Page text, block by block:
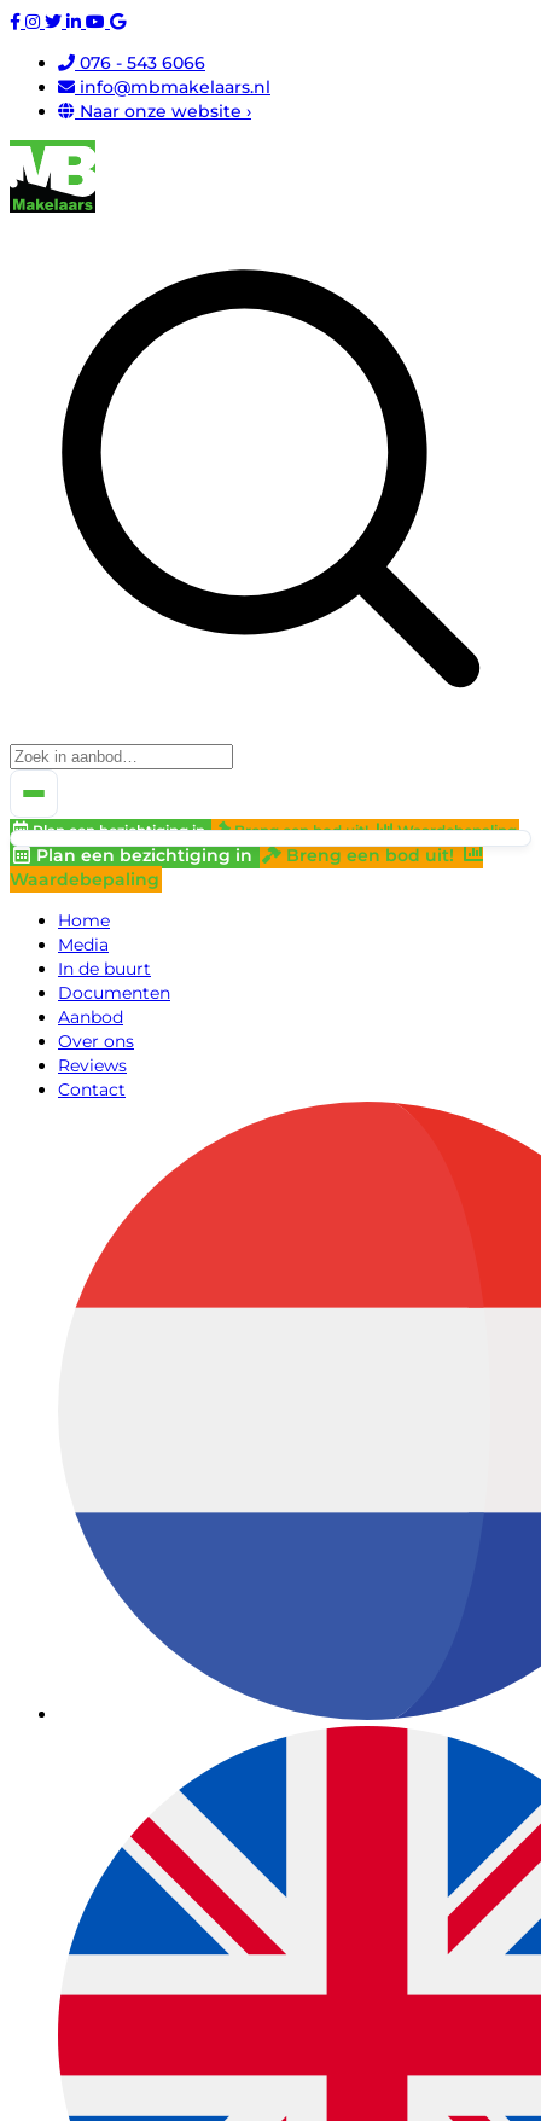
076 - 543 6066
info@mbmakelaars.nl
Naar onze website ›
Plan een bezichtiging in Breng een bod uit! Waardebepaling
Plan een bezichtiging in
Breng een bod uit!
Waardebepaling
Home
Media
In de buurt
Documenten
Aanbod
Over ons
Reviews
Contact